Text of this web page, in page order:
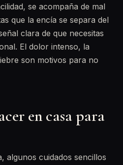
se acompaña de mal
que la encía se separa del
clara de que necesitas
El dolor intenso, la
son motivos para no
en casa para
algunos cuidados sencillos